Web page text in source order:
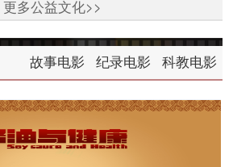
更多公益文化>>
故事电影 纪录电影 科教电影